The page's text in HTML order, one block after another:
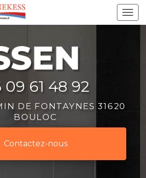
09 61 48 92
DE FONTAYNES 31620
BOULOC
Contactez-nous